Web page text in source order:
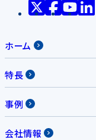
ホーム
特長
事例
会社情報